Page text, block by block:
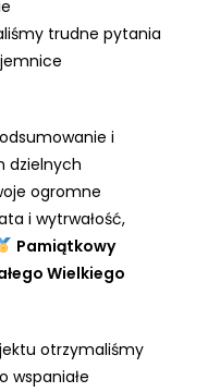
trudne pytania
i
dzielnych
ogromne
i wytrwałość,
Pamiątkowy
Wielkiego
otrzymaliśmy
wspaniałe